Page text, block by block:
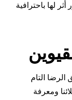
لها باحترافية
الرضا التام
ومعرفة